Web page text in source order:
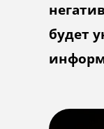
будет